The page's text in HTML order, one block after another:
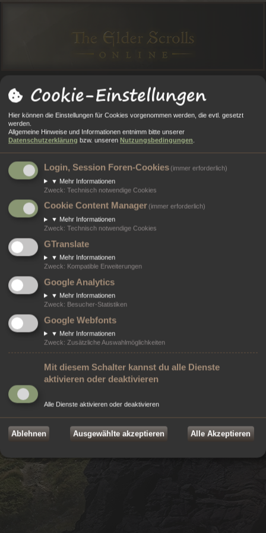
O
R
T
L
O
R
E
N
A
L
E
E
M
Anmelden Registrieren
Portal Foren
Alle Cookies löschen
Bist du dir sicher, dass du alle Cookies des Boards löschen möchtest?
Portal Foren
Powered by phpBB
Style von
- Aktualisieren von MrGaby, Deutsche Übersetzung durch
Modifikationen von ©2026
Rechteinhaber. Alle Rechte vorbehalten.
Datenschutz
Cookie-Einstellungen
Hier können die Einstellungen für Cookies vorgenommen werden, die evtl. gesetzt
werden.
Allgemeine Hinweise und Informationen entnimm bitte unserer
Datenschutzerklärung bzw. unseren Nutzungsbedingungen
Login, Session Foren-Cookies(immer erforderlich)
▼ Mehr Informationen
Zweck: Technisch notwendige Cookies
Cookie Content Manager(immer erforderlich)
▼ Mehr Informationen
Zweck: Technisch notwendige Cookies
GTranslate
▼ Mehr Informationen
Zweck: Kompatible Erweiterungen
Google Analytics
▼ Mehr Informationen
Zweck: Besucher-Statistiken
Google Webfonts
▼ Mehr Informationen
Zweck: Zusätzliche Auswahlmöglichkeiten
Mit diesem Schalter kannst du alle Dienste
aktivieren oder deaktivieren
Alle Dienste aktivieren oder deaktivieren
Ablehnen Ausgewählte akzeptieren Alle Akzeptieren